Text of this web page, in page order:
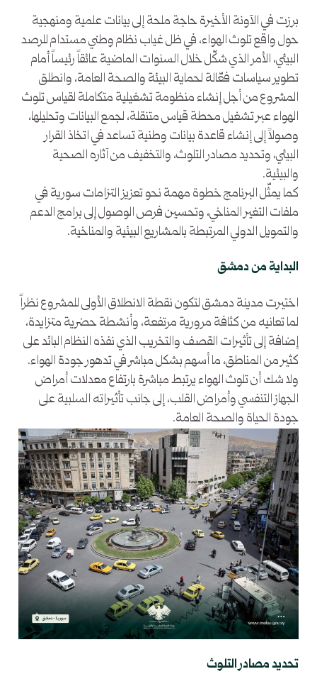
برزت في الآونة الأخيرة حاجة ملحة إلى بيانات علمية ومنهجية
حول واقع تلوث الهواء، في ظل غياب نظام وطني مستدام للرصد
البيئي، الأمر الذي شكّل خلال السنوات الماضية عائقاً رئيساً أمام
تطوير سياسات فعّالة لحماية البيئة والصحة العامة، وانطلق
المشروع من أجل إنشاء منظومة تشغيلية متكاملة لقياس تلوث
الهواء عبر تشغيل محطة قياس متنقلة، لجمع البيانات وتحليلها،
وصولاً إلى إنشاء قاعدة بيانات وطنية تساعد في اتخاذ القرار
البيئي، وتحديد مصادر التلوث، والتخفيف من آثاره الصحية
والبيئية.
كما يمثّل البرنامج خطوة مهمة نحو تعزيز التزامات سورية في
ملفات التغير المناخي، وتحسين فرص الوصول إلى برامج الدعم
والتمويل الدولي المرتبطة بالمشاريع البيئية والمناخية.
البداية من دمشق
اختيرت مدينة دمشق لتكون نقطة الانطلاق الأولى للمشروع نظراً
لما تعانيه من كثافة مرورية مرتفعة، وأنشطة حضرية متزايدة،
إضافة إلى تأثيرات القصف والتخريب الذي نفذه النظام البائد على
كثير من المناطق، ما أسهم بشكل مباشر في تدهور جودة الهواء.
ولا شك أن تلوث الهواء يرتبط مباشرة بارتفاع معدلات أمراض
الجهاز التنفسي وأمراض القلب، إلى جانب تأثيراته السلبية على
جودة الحياة والصحة العامة.
تحديد مصادر التلوث